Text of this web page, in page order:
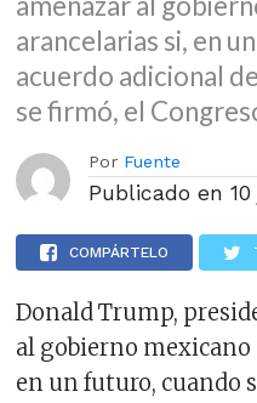
arancelarias si, en
acuerdo adicional
se firmó, el
Por Fuente
Publicado en
COMPÁRTELO
Donald Trump,
al gobierno
en un futuro, cuando